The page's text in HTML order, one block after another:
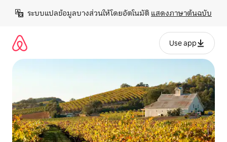
เนื้อหา
ระบบแปลข้อมูลบางส่วนให้โดยอัตโนมัติ แสดงภาษาต้นฉบับ
Use app